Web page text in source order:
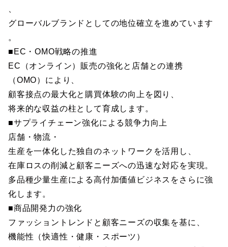
グローバルブランドとしての地位確立を進めています
。
■EC・OMO戦略の推進
EC（オンライン）販売の強化と店舗との連携
（OMO）により、
顧客接点の最大化と購買体験の向上を図り、
将来的な収益の柱として育成します。
■サプライチェーン強化による競争力向上
店舗・物流・
生産を一体化した独自のネットワークを活用し、
在庫ロスの削減と顧客ニーズへの迅速な対応を実現。
多品種少量生産による高付加価値ビジネスをさらに強
化します。
■商品開発力の強化
ファッショントレンドと顧客ニーズの収集を基に、
機能性（快適性・健康・スポーツ）